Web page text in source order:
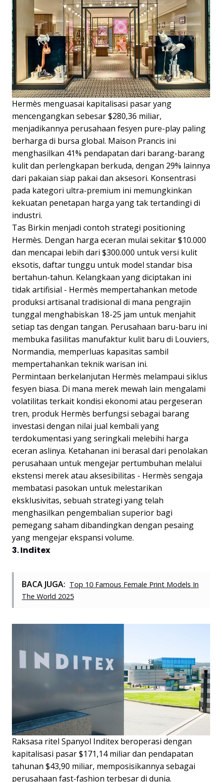
Hermès menguasai kapitalisasi pasar yang
mencengangkan sebesar $280,36 miliar,
menjadikannya perusahaan fesyen pure-play paling
berharga di bursa global. Maison Prancis ini
menghasilkan 41% pendapatan dari barang-barang
kulit dan perlengkapan berkuda, dengan 29% lainnya
dari pakaian siap pakai dan aksesori. Konsentrasi
pada kategori ultra-premium ini memungkinkan
kekuatan penetapan harga yang tak tertandingi di
industri.
Tas Birkin menjadi contoh strategi positioning
Hermès. Dengan harga eceran mulai sekitar $10.000
dan mencapai lebih dari $300.000 untuk versi kulit
eksotis, daftar tunggu untuk model standar bisa
bertahun-tahun. Kelangkaan yang diciptakan ini
tidak artifisial - Hermès mempertahankan metode
produksi artisanal tradisional di mana pengrajin
tunggal menghabiskan 18-25 jam untuk menjahit
setiap tas dengan tangan. Perusahaan baru-baru ini
membuka fasilitas manufaktur kulit baru di Louviers,
Normandia, memperluas kapasitas sambil
mempertahankan teknik warisan ini.
Permintaan berkelanjutan Hermès melampaui siklus
fesyen biasa. Di mana merek mewah lain mengalami
volatilitas terkait kondisi ekonomi atau pergeseran
tren, produk Hermès berfungsi sebagai barang
investasi dengan nilai jual kembali yang
terdokumentasi yang seringkali melebihi harga
eceran aslinya. Ketahanan ini berasal dari penolakan
perusahaan untuk mengejar pertumbuhan melalui
ekstensi merek atau aksesibilitas - Hermès sengaja
membatasi pasokan untuk melestarikan
eksklusivitas, sebuah strategi yang telah
menghasilkan pengembalian superior bagi
pemegang saham dibandingkan dengan pesaing
yang mengejar ekspansi volume.
3. Inditex
BACA JUGA: Top 10 Famous Female Print Models In
The World 2025
Raksasa ritel Spanyol Inditex beroperasi dengan
kapitalisasi pasar $171,14 miliar dan pendapatan
tahunan $43,90 miliar, memposisikannya sebagai
perusahaan fast-fashion terbesar di dunia.